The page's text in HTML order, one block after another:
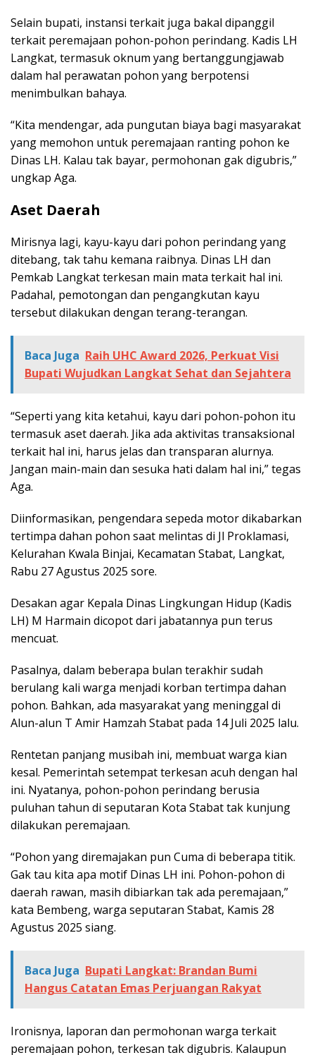
Selain bupati, instansi terkait juga bakal dipanggil
terkait peremajaan pohon-pohon perindang. Kadis LH
Langkat, termasuk oknum yang bertanggungjawab
dalam hal perawatan pohon yang berpotensi
menimbulkan bahaya.
“Kita mendengar, ada pungutan biaya bagi masyarakat
yang memohon untuk peremajaan ranting pohon ke
Dinas LH. Kalau tak bayar, permohonan gak digubris,”
ungkap Aga.
Aset Daerah
Mirisnya lagi, kayu-kayu dari pohon perindang yang
ditebang, tak tahu kemana raibnya. Dinas LH dan
Pemkab Langkat terkesan main mata terkait hal ini.
Padahal, pemotongan dan pengangkutan kayu
tersebut dilakukan dengan terang-terangan.
Baca Juga Raih UHC Award 2026, Perkuat Visi
Bupati Wujudkan Langkat Sehat dan Sejahtera
“Seperti yang kita ketahui, kayu dari pohon-pohon itu
termasuk aset daerah. Jika ada aktivitas transaksional
terkait hal ini, harus jelas dan transparan alurnya.
Jangan main-main dan sesuka hati dalam hal ini,” tegas
Aga.
Diinformasikan, pengendara sepeda motor dikabarkan
tertimpa dahan pohon saat melintas di Jl Proklamasi,
Kelurahan Kwala Binjai, Kecamatan Stabat, Langkat,
Rabu 27 Agustus 2025 sore.
Desakan agar Kepala Dinas Lingkungan Hidup (Kadis
LH) M Harmain dicopot dari jabatannya pun terus
mencuat.
Pasalnya, dalam beberapa bulan terakhir sudah
berulang kali warga menjadi korban tertimpa dahan
pohon. Bahkan, ada masyarakat yang meninggal di
Alun-alun T Amir Hamzah Stabat pada 14 Juli 2025 lalu.
Rentetan panjang musibah ini, membuat warga kian
kesal. Pemerintah setempat terkesan acuh dengan hal
ini. Nyatanya, pohon-pohon perindang berusia
puluhan tahun di seputaran Kota Stabat tak kunjung
dilakukan peremajaan.
“Pohon yang diremajakan pun Cuma di beberapa titik.
Gak tau kita apa motif Dinas LH ini. Pohon-pohon di
daerah rawan, masih dibiarkan tak ada peremajaan,”
kata Bembeng, warga seputaran Stabat, Kamis 28
Agustus 2025 siang.
Baca Juga Bupati Langkat: Brandan Bumi
Hangus Catatan Emas Perjuangan Rakyat
Ironisnya, laporan dan permohonan warga terkait
peremajaan pohon, terkesan tak digubris. Kalaupun